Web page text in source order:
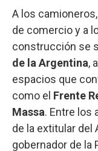
A los
de comercio y a
construcción se
de la Argentina,
espacios que
como el Frente
Massa. Entre los
de la extitular del
gobernador de la